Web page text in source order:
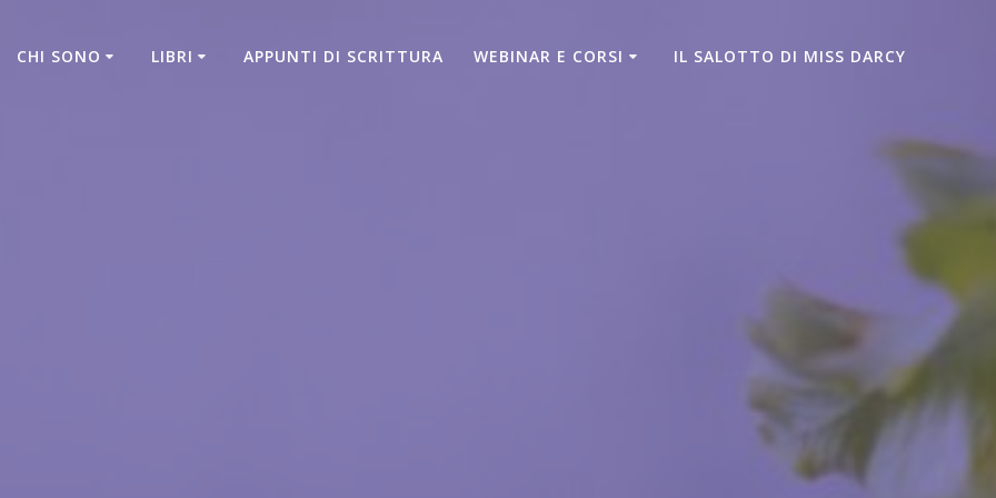
CHI SONO LIBRI APPUNTI DI SCRITTURA WEBINAR E CORSI IL SALOTTO DI MISS DARCY